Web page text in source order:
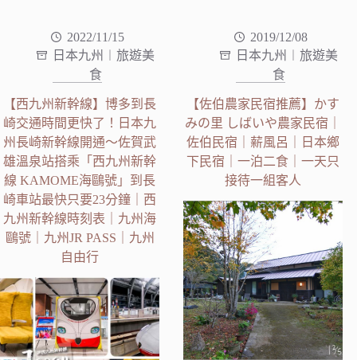
2022/11/15
日本九州︱旅遊美
食
【西九州新幹線】博多到長
崎交通時間更快了！日本九
州長崎新幹線開通～佐賀武
雄溫泉站搭乘「西九州新幹
線 KAMOME海鷗號」到長
崎車站最快只要23分鐘｜西
九州新幹線時刻表｜九州海
鷗號｜九州JR PASS｜九州
自由行
2019/12/08
日本九州︱旅遊美
食
【佐伯農家民宿推薦】かす
みの里 しばいや農家民宿｜
佐伯民宿｜薪風呂｜日本鄉
下民宿｜一泊二食｜一天只
接待一組客人